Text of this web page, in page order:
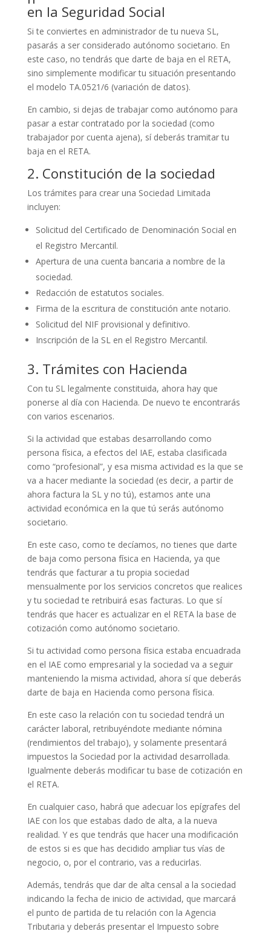
en la Seguridad Social
Si te conviertes en administrador de tu nueva SL,
pasarás a ser considerado autónomo societario. En
este caso, no tendrás que darte de baja en el RETA,
sino simplemente modificar tu situación presentando
el modelo TA.0521/6 (variación de datos).
En cambio, si dejas de trabajar como autónomo para
pasar a estar contratado por la sociedad (como
trabajador por cuenta ajena), sí deberás tramitar tu
baja en el RETA.
2. Constitución de la sociedad
Los trámites para crear una Sociedad Limitada
incluyen:
Solicitud del Certificado de Denominación Social en
el Registro Mercantil.
Apertura de una cuenta bancaria a nombre de la
sociedad.
Redacción de estatutos sociales.
Firma de la escritura de constitución ante notario.
Solicitud del NIF provisional y definitivo.
Inscripción de la SL en el Registro Mercantil.
3. Trámites con Hacienda
Con tu SL legalmente constituida, ahora hay que
ponerse al día con Hacienda. De nuevo te encontrarás
con varios escenarios.
Si la actividad que estabas desarrollando como
persona física, a efectos del IAE, estaba clasificada
como “profesional”, y esa misma actividad es la que se
va a hacer mediante la sociedad (es decir, a partir de
ahora factura la SL y no tú), estamos ante una
actividad económica en la que tú serás autónomo
societario.
En este caso, como te decíamos, no tienes que darte
de baja como persona física en Hacienda, ya que
tendrás que facturar a tu propia sociedad
mensualmente por los servicios concretos que realices
y tu sociedad te retribuirá esas facturas. Lo que sí
tendrás que hacer es actualizar en el RETA la base de
cotización como autónomo societario.
Si tu actividad como persona física estaba encuadrada
en el IAE como empresarial y la sociedad va a seguir
manteniendo la misma actividad, ahora sí que deberás
darte de baja en Hacienda como persona física.
En este caso la relación con tu sociedad tendrá un
carácter laboral, retribuyéndote mediante nómina
(rendimientos del trabajo), y solamente presentará
impuestos la Sociedad por la actividad desarrollada.
Igualmente deberás modificar tu base de cotización en
el RETA.
En cualquier caso, habrá que adecuar los epígrafes del
IAE con los que estabas dado de alta, a la nueva
realidad. Y es que tendrás que hacer una modificación
de estos si es que has decidido ampliar tus vías de
negocio, o, por el contrario, vas a reducirlas.
Además, tendrás que dar de alta censal a la sociedad
indicando la fecha de inicio de actividad, que marcará
el punto de partida de tu relación con la Agencia
Tributaria y deberás presentar el Impuesto sobre